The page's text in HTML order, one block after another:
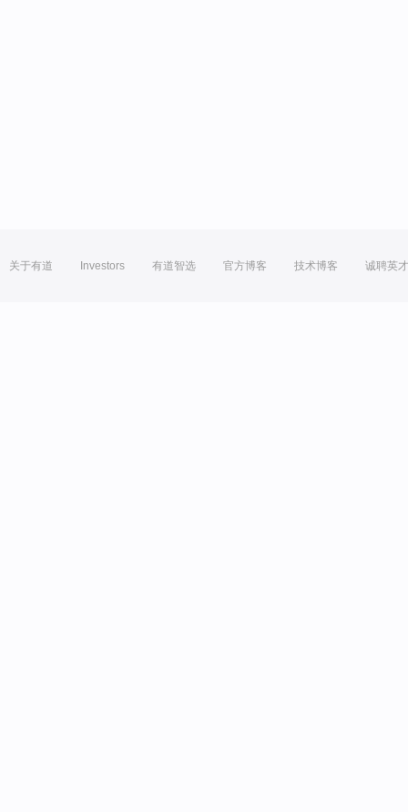
关于有道 Investors 有道智选 官方博客 技术博客 诚聘英才